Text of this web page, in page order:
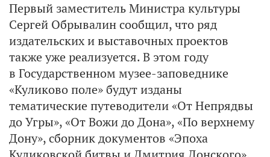
Первый заместитель Министра культуры
Сергей Обрывалин сообщил, что ряд
издательских и выставочных проектов
также уже реализуется. В этом году
в Государственном музее-заповеднике
«Куликово поле» будут изданы
тематические путеводители «От Непрядвы
до Угры», «От Вожи до Дона», «По верхнему
Дону», сборник документов «Эпоха